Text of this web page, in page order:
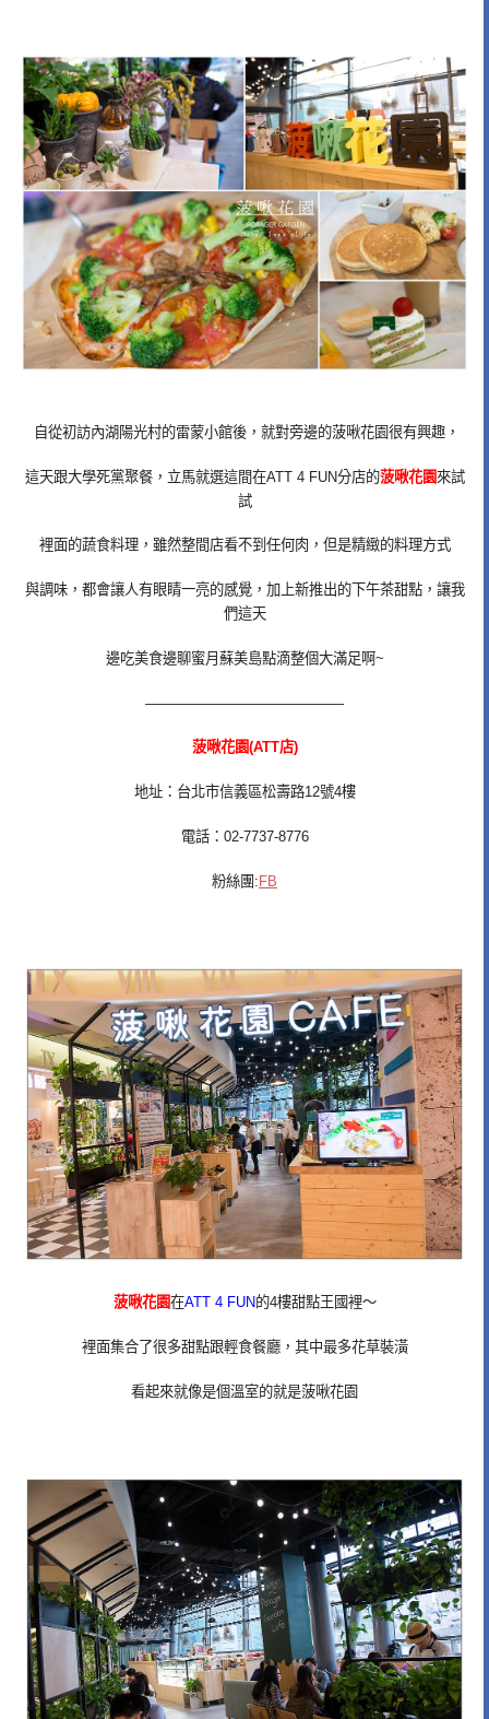
自從初訪內湖陽光村的雷蒙小館後，就對旁邊的菠啾花園很有興趣，
這天跟大學死黨聚餐，立馬就選這間在ATT 4 FUN分店的菠啾花園來試
試
裡面的蔬食料理，雖然整間店看不到任何肉，但是精緻的料理方式
與調味，都會讓人有眼睛一亮的感覺，加上新推出的下午茶甜點，讓我
們這天
邊吃美食邊聊蜜月蘇美島點滴整個大滿足啊~
——————————————
菠啾花園(ATT店)
地址：台北市信義區松壽路12號4樓
電話：02-7737-8776
粉絲團:FB
菠啾花園在ATT 4 FUN的4樓甜點王國裡～
裡面集合了很多甜點跟輕食餐廳，其中最多花草裝潢
看起來就像是個溫室的就是菠啾花園